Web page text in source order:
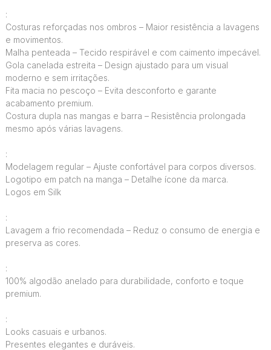
:
Costuras reforçadas nos ombros – Maior resistência a lavagens
e movimentos.
Malha penteada – Tecido respirável e com caimento impecável.
Gola canelada estreita – Design ajustado para um visual
moderno e sem irritações.
Fita macia no pescoço – Evita desconforto e garante
acabamento premium.
Costura dupla nas mangas e barra – Resistência prolongada
mesmo após várias lavagens.
:
Modelagem regular – Ajuste confortável para corpos diversos.
Logotipo em patch na manga – Detalhe ícone da marca.
Logos em Silk
:
Lavagem a frio recomendada – Reduz o consumo de energia e
preserva as cores.
:
100% algodão anelado para durabilidade, conforto e toque
premium.
:
Looks casuais e urbanos.
Presentes elegantes e duráveis.